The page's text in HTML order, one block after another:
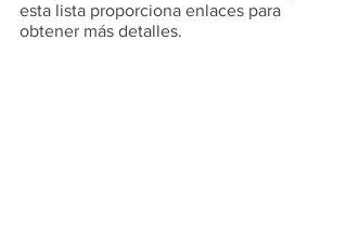
esta lista proporciona enlaces para
obtener más detalles.